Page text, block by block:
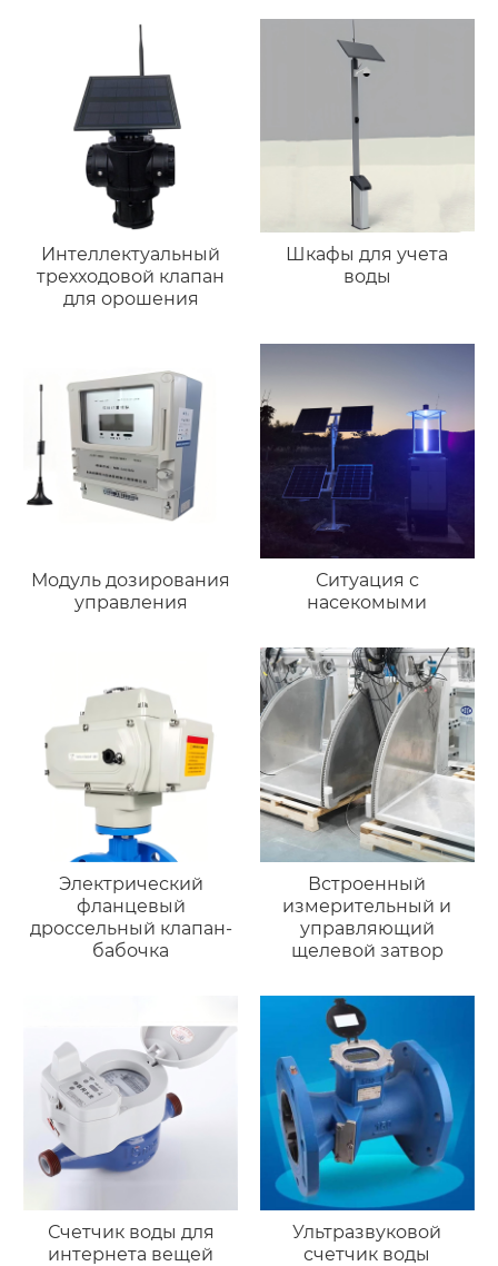
Интеллектуальный
трехходовой клапан
для орошения
Шкафы для учета
воды
Модуль дозирования
управления
Ситуация с
насекомыми
Электрический
фланцевый
дроссельный клапан-
бабочка
Встроенный
измерительный и
управляющий
щелевой затвор
Счетчик воды для
интернета вещей
Ультразвуковой
счетчик воды